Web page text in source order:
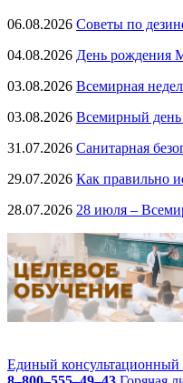
06.08.2026 Советы по
04.08.2026 День рождения
03.08.2026 Всемирная
03.08.2026 Всемирный день
31.07.2026 Санитарная
29.07.2026 Как правильно
28.07.2026 28 июля –
Единый консультационный